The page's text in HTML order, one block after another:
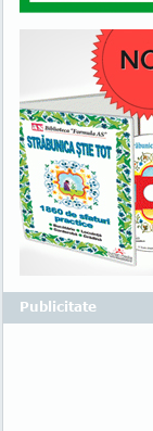
Publicitate